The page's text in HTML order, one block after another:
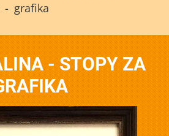
- grafika
- STOPY ZA